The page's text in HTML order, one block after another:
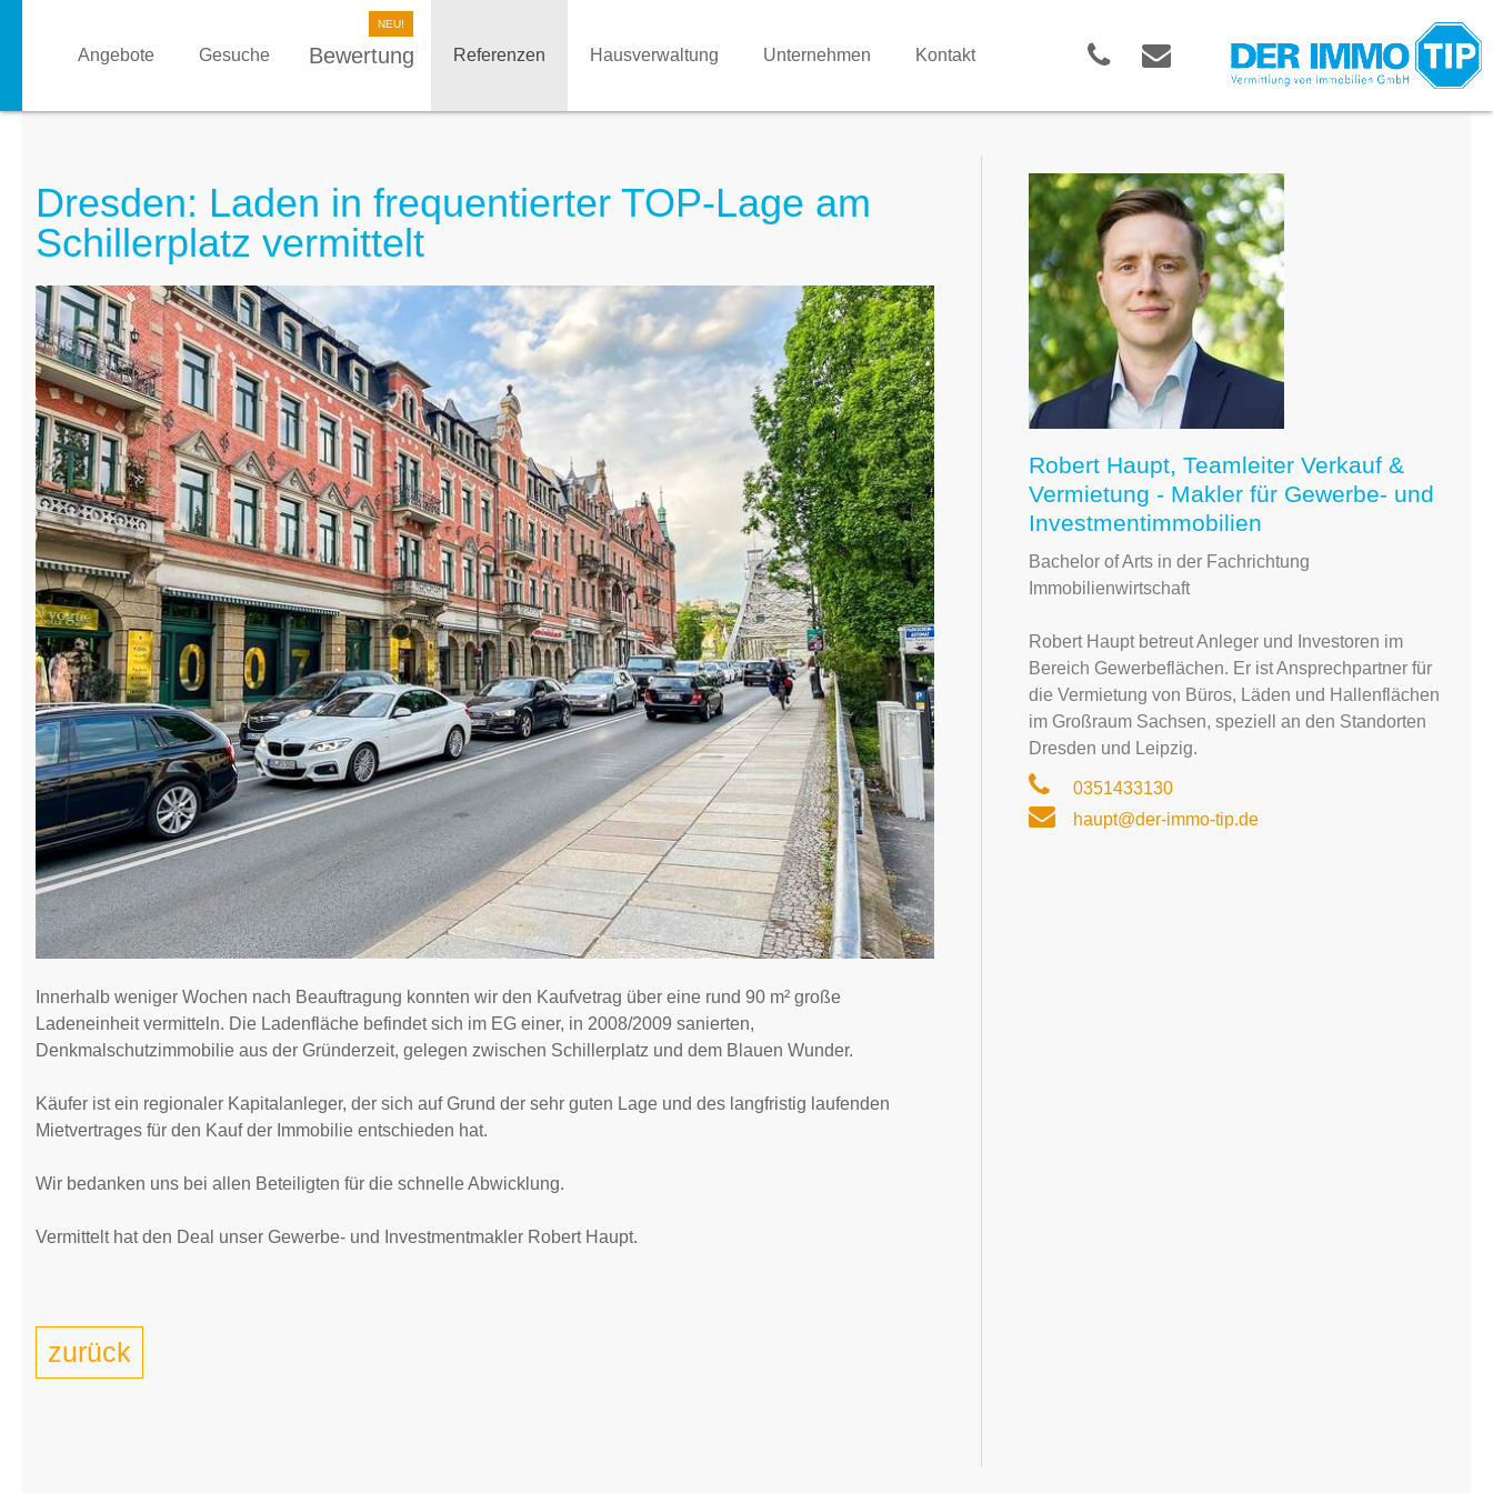
Angebote Gesuche Bewertung Referenzen Hausverwaltung Unternehmen Kontakt
Dresden: Laden in frequentierter TOP-Lage am
Schillerplatz vermittelt
Innerhalb weniger Wochen nach Beauftragung konnten wir den Kaufvetrag über eine rund 90 m² große
Ladeneinheit vermitteln. Die Ladenfläche befindet sich im EG einer, in 2008/2009 sanierten,
Denkmalschutzimmobilie aus der Gründerzeit, gelegen zwischen Schillerplatz und dem Blauen Wunder.
Käufer ist ein regionaler Kapitalanleger, der sich auf Grund der sehr guten Lage und des langfristig laufenden
Mietvertrages für den Kauf der Immobilie entschieden hat.
Wir bedanken uns bei allen Beteiligten für die schnelle Abwicklung.
Vermittelt hat den Deal unser Gewerbe- und Investmentmakler Robert Haupt.
zurück
Robert Haupt, Teamleiter Verkauf &
Vermietung - Makler für Gewerbe- und
Investmentimmobilien
Bachelor of Arts in der Fachrichtung
Immobilienwirtschaft
Robert Haupt betreut Anleger und Investoren im
Bereich Gewerbeflächen. Er ist Ansprechpartner für
die Vermietung von Büros, Läden und Hallenflächen
im Großraum Sachsen, speziell an den Standorten
Dresden und Leipzig.
0351433130
haupt@der-immo-tip.de